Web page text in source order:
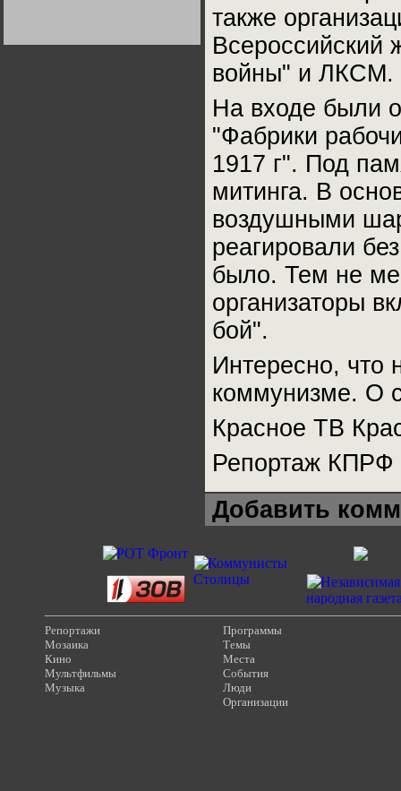
также
Всероссийский
войны" и ЛКСМ.
На входе были
"Фабрики
1917 г". Под
митинга. В
воздушными
реагировали
было. Тем не
организаторы
бой".
Интересно, что
коммунизме. О
Красное ТВ
Репортаж
Добавить
Репортажи
Мозаика
Кино
Мультфильмы
Музыка
Программы
Темы
Места
События
Люди
Организации